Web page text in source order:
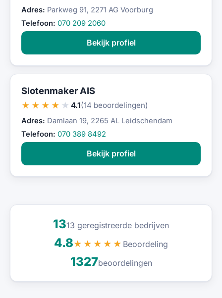
Adres: Parkweg 91, 2271 AG Voorburg
Telefoon: 070 209 2060
Bekijk profiel
Slotenmaker AIS
★★★★★ 4.1(14 beoordelingen)
Adres: Damlaan 19, 2265 AL Leidschendam
Telefoon: 070 389 8492
Bekijk profiel
1313 geregistreerde bedrijven
4.8★★★★★ Beoordeling
1327beoordelingen